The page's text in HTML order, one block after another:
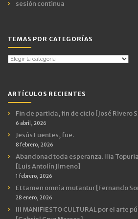
sesión continua
TEMAS POR CATEGORÍAS
Temas
ARTÍCULOS RECIENTES
Fin de partida, fin de ciclo [José Rivero
6 abril, 2026
Jesús Fuentes, fue.
8 febrero, 2026
Abandonad toda esperanza. Ilia
[Luis Antolín Jimeno]
1 febrero, 2026
Et tamen omnia mutantur [Fernando
28 enero, 2026
III MANIFIESTO CULTURAL por el arte